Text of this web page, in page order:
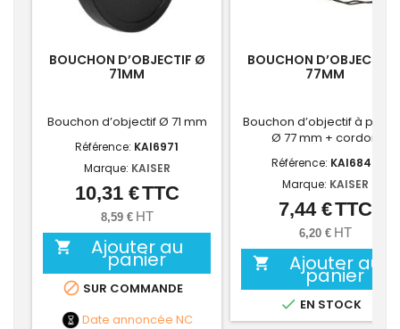
BOUCHON D’OBJECTIF Ø
71MM
Bouchon d’objectif Ø 71 mm
Référence: KAI6971
Marque: KAISER
Prix
10,31 €TTC
8,59 € HT
 Ajouter au
panier
 SUR COMMANDE
Date annoncée NC
BOUCHON D’OBJECTIF
77MM
Bouchon d’objectif à
Ø 77 mm + cordon
Référence: KAI6840
Marque: KAISER
Prix
7,44 €TTC
6,20 € HT
 Ajouter au
panier
 EN STOCK